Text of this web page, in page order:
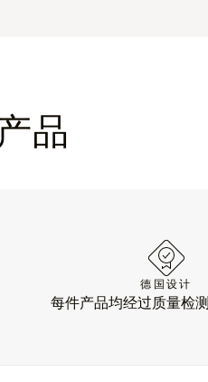
品
德国设计
每件产品均经过质量检